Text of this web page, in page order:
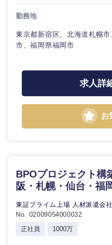
高知県
勤務地
東京都新宿区、北海道札幌
市、福岡県福岡市
求人詳
お
BPOプロジェクト構
阪・札幌・仙台・福
東証プライム上場 人材派遣会社
No. 02009054000032
正社員
1000万